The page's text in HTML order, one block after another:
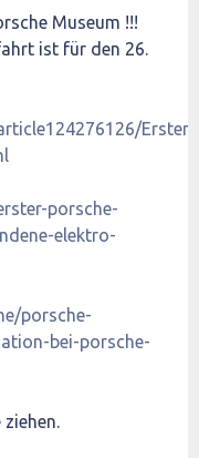
Museum !!!
ist für den 26.
Erster-
porsche-
elektro-
porsche-
bei-porsche-
ziehen.